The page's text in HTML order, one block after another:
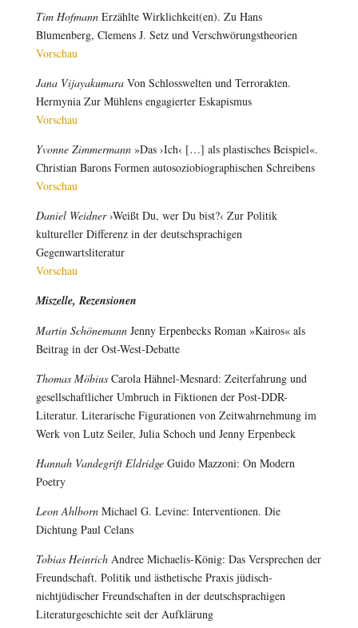
Tim Hofmann Erzählte Wirklichkeit(en). Zu Hans
Blumenberg, Clemens J. Setz und Verschwörungstheorien
Vorschau
Jana Vijayakumara Von Schlosswelten und Terrorakten.
Hermynia Zur Mühlens engagierter Eskapismus
Vorschau
Yvonne Zimmermann»Das ›Ich‹ […] als plastisches Beispiel«.
Christian Barons Formen autosoziobiographischen Schreibens
Vorschau
Daniel Weidner›Weißt Du, wer Du bist?‹ Zur Politik
kultureller Differenz in der deutschsprachigen
Gegenwartsliteratur
Vorschau
Miszelle, Rezensionen
Martin SchönemannJenny Erpenbecks Roman »Kairos« als
Beitrag in der Ost-West-Debatte
Thomas Möbius Carola Hähnel-Mesnard: Zeiterfahrung und
gesellschaftlicher Umbruch in Fiktionen der Post-DDR-
Literatur. Literarische Figurationen von Zeitwahrnehmung im
Werk von Lutz Seiler, Julia Schoch und Jenny Erpenbeck
Hannah Vandegrift EldridgeGuido Mazzoni: On Modern
Poetry
Leon Ahlborn Michael G. Levine: Interventionen. Die
Dichtung Paul Celans
Tobias HeinrichAndree Michaelis-König: Das Versprechen der
Freundschaft. Politik und ästhetische Praxis jüdisch-
nichtjüdischer Freundschaften in der deutschsprachigen
Literaturgeschichte seit der Aufklärung